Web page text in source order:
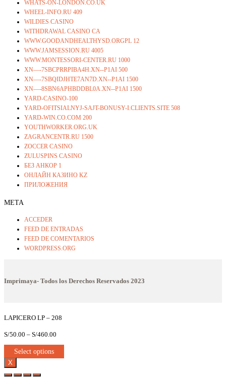
WHATS-ON-LONDON.CO.UK
WHEEL-INFO.RU 409
WILDIES CASINO
WITHDRAWAL CASINO CA
WWW.GOODANDHEALTHYSD.ORGPL 12
WWW.JAMSESSION.RU 4005
WWW.MONTESSORI-CENTER.RU 1000
XN—-7SBCPRRPIBA4H.XN--P1AI 500
XN—-7SBQIDJHTE7AN7D.XN--P1AI 1500
XN—-8SBN6APHBDDBL0A.XN--P1AI 1500
YARD-CASINO-100
YARD-OFITSIALNYJ-SAJT-BONUSY-I.CLIENTS.SITE 508
YARD-WIN.CO.COM 200
YOUTHWORKER.ORG.UK
ZAGRANCENTR.RU 1500
ZOCCER CASINO
ZULUSPINS CASINO
БЕЗ АНКОР 1
ОНЛАЙН КАЗИНО KZ
ПРИЛОЖЕНИЯ
META
ACCEDER
FEED DE ENTRADAS
FEED DE COMENTARIOS
WORDPRESS.ORG
Imprimaya- Todos los Derechos Reservados 2023
LAPICERO LP – 208
S/50.00 – S/460.00
Select options
X